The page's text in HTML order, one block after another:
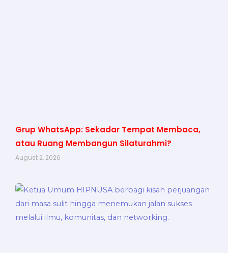
Grup WhatsApp: Sekadar Tempat Membaca,
atau Ruang Membangun Silaturahmi?
August 2, 2026